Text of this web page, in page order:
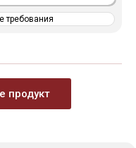
требования
продукт